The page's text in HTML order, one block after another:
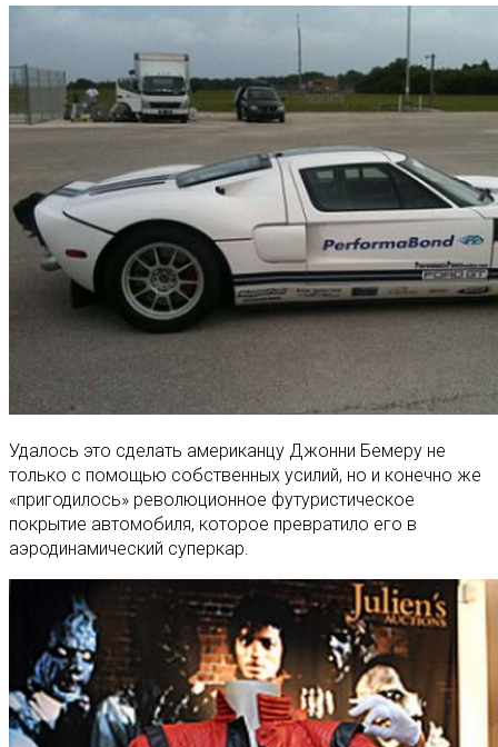
Удалось это сделать американцу Джонни Бемеру не
только с помощью собственных усилий, но и конечно же
«пригодилось» революционное футуристическое
покрытие автомобиля, которое превратило его в
аэродинамический суперкар.